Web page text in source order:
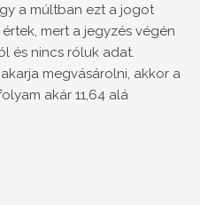
a múltban ezt a jogot
mert a jegyzés végén
és nincs róluk adat.
megvásárolni, akkor a
akár 11,64 alá